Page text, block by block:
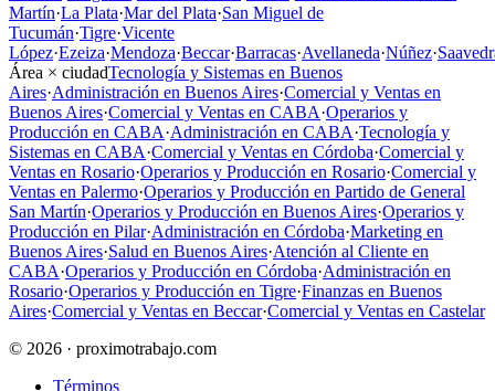
Martín·La Plata·Mar del Plata·San Miguel de
Tucumán·Tigre·Vicente
López·Ezeiza·Mendoza·Beccar·Barracas·Avellaneda·Núñez·
Área × ciudadTecnología y Sistemas en Buenos
Aires·Administración en Buenos Aires·Comercial y Ventas en
Buenos Aires·Comercial y Ventas en CABA·Operarios y
Producción en CABA·Administración en CABA·Tecnología y
Sistemas en CABA·Comercial y Ventas en Córdoba·Comercial y
Ventas en Rosario·Operarios y Producción en Rosario·Comercial y
Ventas en Palermo·Operarios y Producción en Partido de General
San Martín·Operarios y Producción en Buenos Aires·Operarios y
Producción en Pilar·Administración en Córdoba·Marketing en
Buenos Aires·Salud en Buenos Aires·Atención al Cliente en
CABA·Operarios y Producción en Córdoba·Administración en
Rosario·Operarios y Producción en Tigre·Finanzas en Buenos
Aires·Comercial y Ventas en Beccar·Comercial y Ventas en Castelar
© 2026 · proximotrabajo.com
Términos